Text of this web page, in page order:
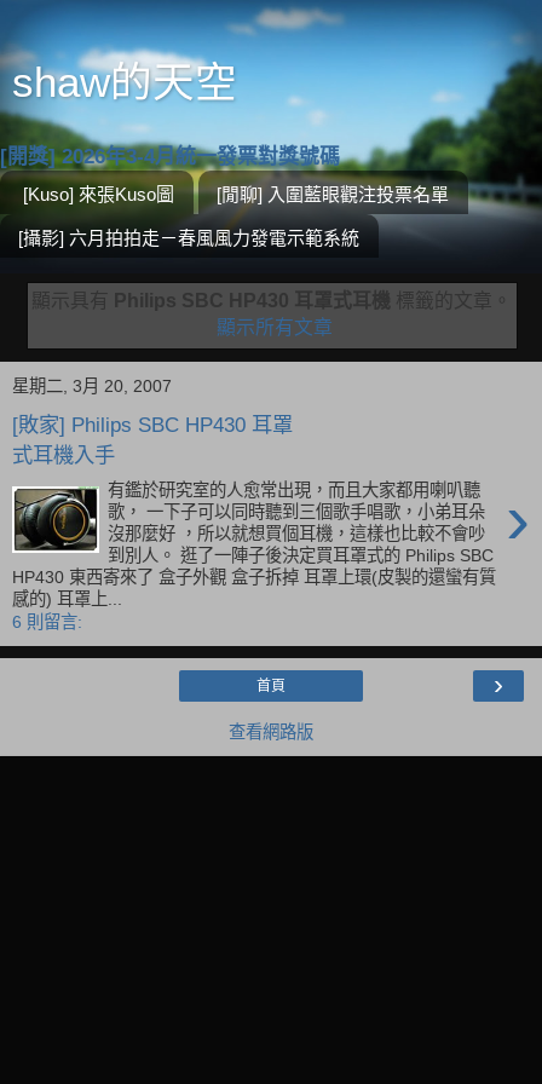
shaw的天空
[開獎] 2026年3-4月統一發票對獎號碼
[Kuso] 來張Kuso圖 [閒聊] 入圍藍眼觀注投票名單
[攝影] 六月拍拍走－春風風力發電示範系統
顯示具有 Philips SBC HP430 耳罩式耳機
標籤的文章。
顯示所有文章
星期二, 3月 20, 2007
[敗家] Philips SBC HP430 耳罩
式耳機入手
›
有鑑於研究室的人愈常出現，而且大家都用喇叭聽
歌， 一下子可以同時聽到三個歌手唱歌，小弟耳朵
沒那麼好 ，所以就想買個耳機，這樣也比較不會吵
到別人。 逛了一陣子後決定買耳罩式的 Philips SBC
HP430 東西寄來了 盒子外觀 盒子拆掉 耳罩上環(皮製的還蠻有質
感的) 耳罩上...
6 則留言:
›
首頁
查看網路版